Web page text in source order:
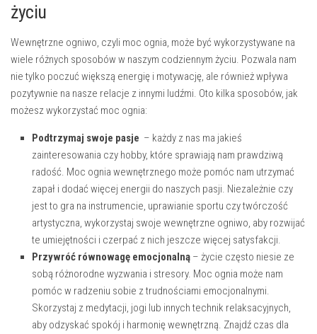
życiu
Wewnętrzne ogniwo, czyli moc ognia, może być wykorzystywane na
wiele⁣ różnych sposobów w naszym codziennym​ życiu. ⁣Pozwala nam
nie tylko poczuć większą energię i motywację, ale również wpływa
pozytywnie na nasze relacje z innymi ludźmi. ‌Oto⁣ kilka‌ sposobów, jak
⁢możesz wykorzystać moc⁣ ognia:
Podtrzymaj⁤ swoje pasje ‍ – każdy ⁢z ​nas​ ma jakieś
zainteresowania czy hobby, które sprawiają nam prawdziwą
⁣radość. Moc ognia wewnętrznego może pomóc nam utrzymać
zapał i dodać więcej energii do naszych pasji. Niezależnie czy
jest to gra na instrumencie, uprawianie sportu czy ​twórczość
artystyczna, wykorzystaj swoje wewnętrzne ogniwo, aby rozwijać‍
te umiejętności i czerpać z ‍nich jeszcze więcej satysfakcji.
Przywróć równowagę emocjonalną ​– życie często niesie ze‍
sobą różnorodne⁢ wyzwania i stresory. Moc ognia może nam
pomóc w radzeniu sobie⁣ z trudnościami emocjonalnymi.
Skorzystaj z medytacji, jogi lub innych technik relaksacyjnych,
aby odzyskać spokój i harmonię wewnętrzną. Znajdź ​czas dla‌